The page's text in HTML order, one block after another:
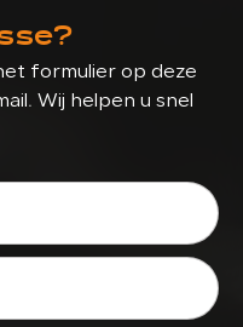
formulier op deze
Wij helpen u snel